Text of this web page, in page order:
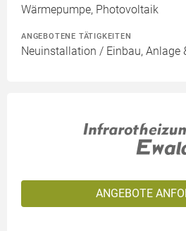
Wärmepumpe, Photovoltaik
ANGEBOTENE TÄTIGKEITEN
Neuinstallation / Einbau, Anlage
ANGEBOTE